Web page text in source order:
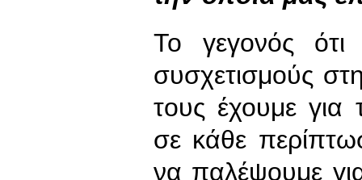
Το γεγονός
συσχετισμούς
τους έχουμε για
σε κάθε
να παλέψουμε